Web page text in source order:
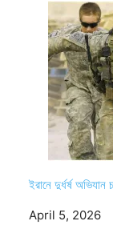
ইরানে দুর্ধর্ষ অভিযান
Date
April 5, 2026